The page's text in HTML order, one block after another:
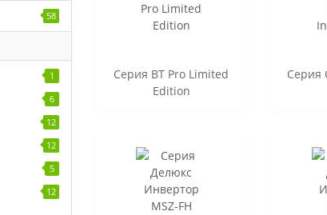
58
1
6
12
12
5
12
Серия BT Pro Limited
Edition
Серия